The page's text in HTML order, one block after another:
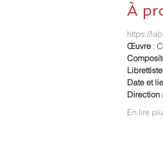
À
https://
Œuvre :
Date et
Direction
En lire